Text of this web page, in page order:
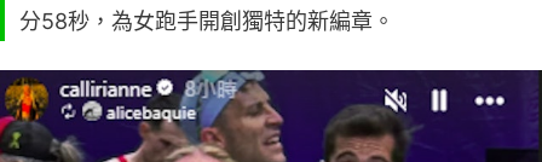
分58秒，為女跑手開創獨特的新編章。